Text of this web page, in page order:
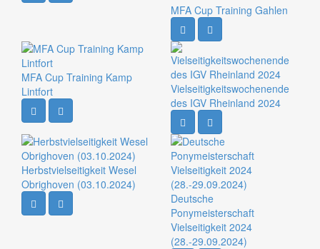
MFA Cup Training Gahlen
MFA Cup Training Kamp
Lintfort
Vielseitigkeitswochenende
des IGV Rheinland 2024
Herbstvielseitigkeit Wesel
Obrighoven (03.10.2024)
Deutsche
Ponymeisterschaft
Vielseitigkeit 2024
(28.-29.09.2024)